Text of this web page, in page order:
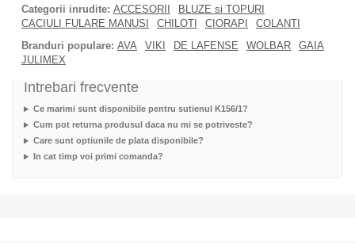
Categorii inrudite: ACCESORII
BLUZE si TOPURI
CACIULI FULARE MANUSI
CHILOTI CIORAPI
COLANTI
Branduri populare: AVA VIKI DE LAFENSE WOLBAR
GAIA
JULIMEX
Intrebari frecvente
Ce marimi sunt disponibile pentru sutienul K156/1?
Cum pot returna produsul daca nu mi se potriveste?
Care sunt optiunile de plata disponibile?
In cat timp voi primi comanda?